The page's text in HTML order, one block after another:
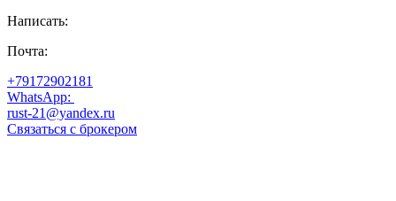
Написать:
Почта:
+79172902181
WhatsApp:
rust-21@yandex.ru
Связаться с брокером